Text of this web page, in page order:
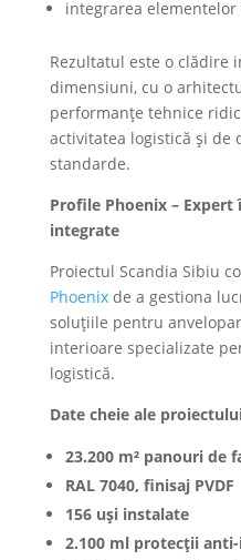
integrarea
Rezultatul este o clădire
dimensiuni, cu o
performanțe tehnice
activitatea logistică și de
standarde.
Profile Phoenix –
integrate
Proiectul Scandia Sibiu
Phoenixde a gestiona
soluțiile pentru
interioare specializate
logistică.
Date cheie ale
23.200 m² panouri de
RAL 7040, finisaj PVDF
156 uși instalate
2.100 ml protecții